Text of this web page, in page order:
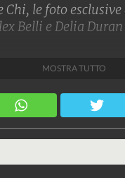
Chi, le foto
Belli e Delia
MOSTRA TUTTO